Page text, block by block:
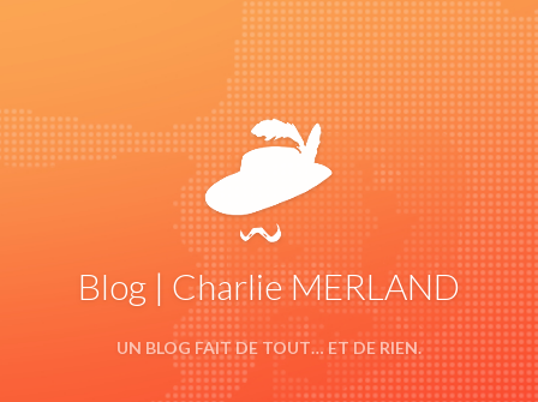
Blog | Charlie MERLAND
UN BLOG FAIT DE TOUT… ET DE RIEN.